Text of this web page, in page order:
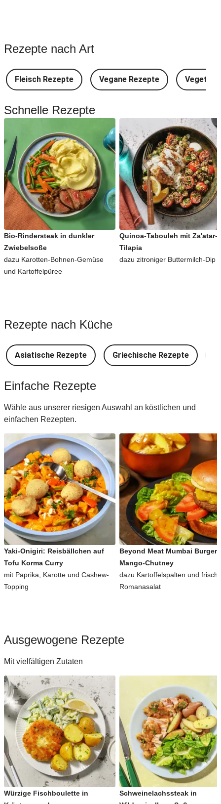
Rezepte nach Art
Fleisch Rezepte Vegane Rezepte
Schnelle Rezepte
Bio-Rindersteak in dunkler
Zwiebelsoße
dazu Karotten-Bohnen-Gemüse
und Kartoffelpüree
Quinoa-Tabouleh mit Za'atar-
Tilapia
dazu zitroniger Buttermilch-Dip
Rezepte nach Küche
Asiatische Rezepte Griechische Rezepte
Einfache Rezepte
Wähle aus unserer riesigen Auswahl an köstlichen und
einfachen Rezepten.
Yaki-Onigiri: Reisbällchen auf
Tofu Korma Curry
mit Paprika, Karotte und Cashew-
Topping
Beyond Meat Mumbai Burger
Mango-Chutney
dazu Kartoffelspalten und
Romanasalat
Ausgewogene Rezepte
Mit vielfältigen Zutaten
Würzige Fischboulette in
Schweinelachssteak in